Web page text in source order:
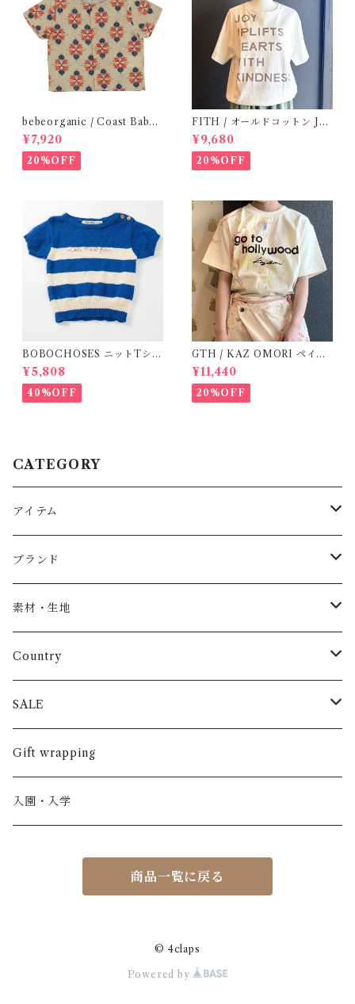
bebeorganic / Coast Baby
Shirt Under The Sea ( 24m)
¥7,920
20%OFF
FITH / オールドコットン JO
Y Tシャツ(White) / Size 2
¥9,680
20%OFF
BOBOCHOSES ニットTシャ
ツ(ボーダー)
¥5,808
40%OFF
GTH / KAZ OMORI ペイン
トTee
¥11,440
20%OFF
CATEGORY
アイテム
Baby
トップス
長袖
半袖
パンツ
長ズボン
半ズボン
スカート
ワンピース
カーディガン / 羽織もの
ブランド
AS WE GROW
ARCH&LINE
BABE & TESS
BOBOCHOSES
BONHEUR DU JOUR
素材・生地
コットン 100%
リネン( 麻 )
ウール
アルパカ
Country
France / フランス
Italy / イタリア
NY / ニューヨーク
Spain / スペイン
SALE
男の子
女の子
くつ・帽子・Bag
Gift wrapping
入園・入学
商品一覧に戻る
© 4claps
Powered by